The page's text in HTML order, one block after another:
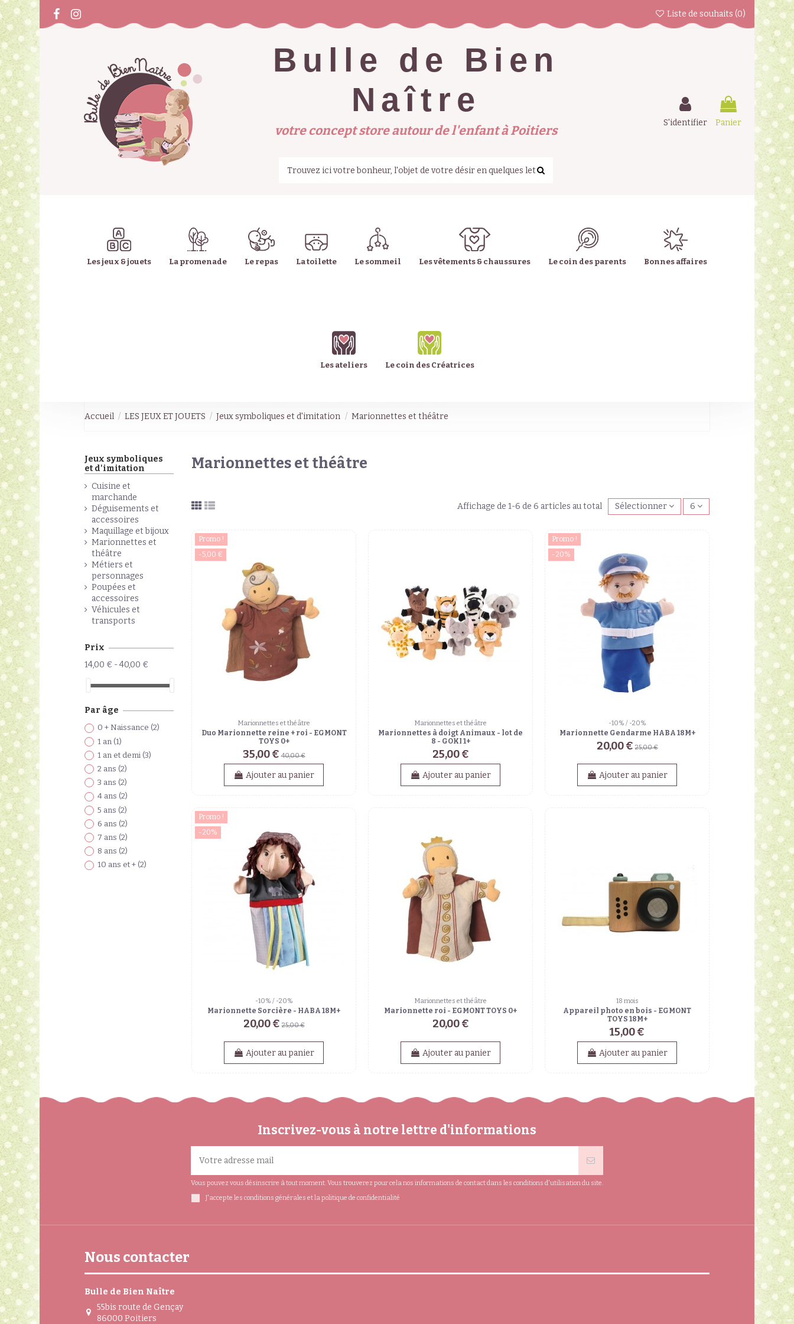
Liste de souhaits (0)
Bulle de Bien
Naître
votre concept store autour de l'enfant à Poitiers
S'identifier Panier
Les jeux & jouets La promenade Le repas La toilette Le sommeil Les vêtements & chaussures Le coin des parents Bonnes affaires
Les ateliers Le coin des Créatrices
Accueil LES JEUX ET JOUETS Jeux symboliques et d'imitation Marionnettes et théâtre
Marionnettes et théâtre
Affichage de 1-6 de 6 articles au total Sélectionner 6
Promo !
-5,00 €
Marionnettes et théâtre
Duo Marionnette reine + roi - EGMONT
TOYS 0+
35,00 €40,00 €
Ajouter au panier
Marionnettes et théâtre
Marionnettes à doigt Animaux - lot de
8 - GOKI 1+
25,00 €
Ajouter au panier
Promo !
-20%
-10% / -20%
Marionnette Gendarme HABA 18M+
20,00 €25,00 €
Ajouter au panier
Promo !
-20%
-10% / -20%
Marionnette Sorcière - HABA 18M+
20,00 €25,00 €
Ajouter au panier
Marionnettes et théâtre
Marionnette roi - EGMONT TOYS 0+
20,00 €
Ajouter au panier
18 mois
Appareil photo en bois - EGMONT
TOYS 18M+
15,00 €
Ajouter au panier
Jeux symboliques
et d'imitation
Cuisine et
marchande
Déguisements et
accessoires
Maquillage et bijoux
Marionnettes et
théâtre
Métiers et
personnages
Poupées et
accessoires
Véhicules et
transports
Prix
14,00 € - 40,00 €
Par âge
0 + Naissance (2)
1 an (1)
1 an et demi (3)
2 ans (2)
3 ans (2)
4 ans (2)
5 ans (2)
6 ans (2)
7 ans (2)
8 ans (2)
10 ans et + (2)
Inscrivez-vous à notre lettre d'informations
Vous pouvez vous désinscrire à tout moment. Vous trouverez pour cela nos informations de contact dans les conditions d'utilisation du site.
J'accepte les conditions générales et la politique de confidentialité
Nous contacter
Bulle de Bien Naître
55bis route de Gençay
86000 Poitiers